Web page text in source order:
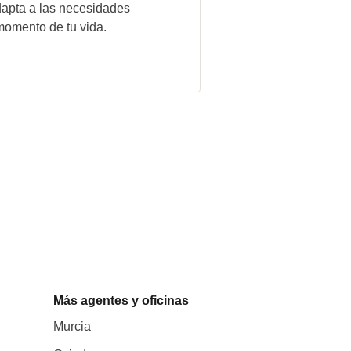
a las necesidades
de tu vida.
Más agentes y oficinas
Murcia